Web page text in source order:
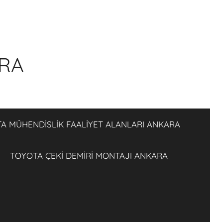
MÜHENDİSLİK FAALİYET ALANLARI ANKARA
TOYOTA ÇEKİ DEMİRİ MONTAJI ANKARA